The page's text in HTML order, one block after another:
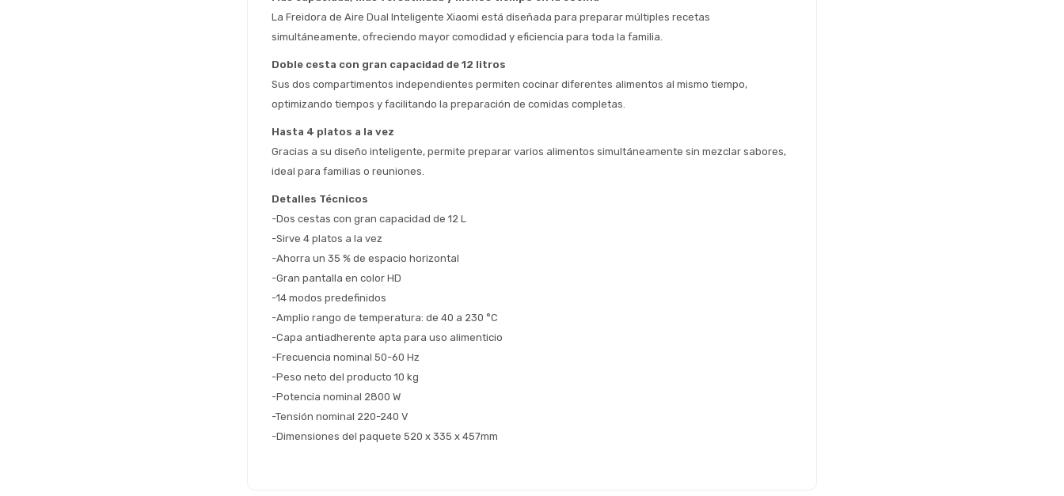
La Freidora de Aire Dual Inteligente Xiaomi está diseñada para preparar múltiples recetas
simultáneamente, ofreciendo mayor comodidad y eficiencia para toda la familia.
Doble cesta con gran capacidad de 12 litros
Sus dos compartimentos independientes permiten cocinar diferentes alimentos al mismo tiempo,
optimizando tiempos y facilitando la preparación de comidas completas.
Hasta 4 platos a la vez
Gracias a su diseño inteligente, permite preparar varios alimentos simultáneamente sin mezclar sabores,
ideal para familias o reuniones.
Detalles Técnicos
-Dos cestas con gran capacidad de 12 L
-Sirve 4 platos a la vez
-Ahorra un 35 % de espacio horizontal
-Gran pantalla en color HD
-14 modos predefinidos
-Amplio rango de temperatura: de 40 a 230 °C
-Capa antiadherente apta para uso alimenticio
-Frecuencia nominal 50-60 Hz
-Peso neto del producto 10 kg
-Potencia nominal 2800 W
-Tensión nominal 220-240 V
-Dimensiones del paquete 520 x 335 x 457mm
Comprá ahora y Pagá
tarjeta de crédito
Celular
Estimado/a
Después.
que prefieras!
Ups!
preguntas@pagodespues.com.uy